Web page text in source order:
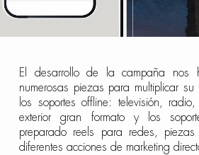
El desarrollo de la campaña nos
numerosas piezas para multiplicar
los soportes offline: televisión,
exterior gran formato y los
preparado reels para redes,
diferentes acciones de marketing